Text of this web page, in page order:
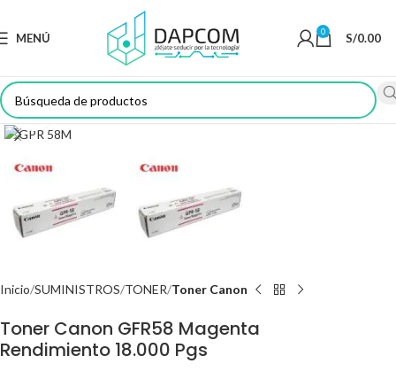
MENÚ 0 S/0.00
Haga Click para agrandar
Inicio SUMINISTROS TONER Toner Canon
Toner Canon GFR58 Magenta
Rendimiento 18.000 Pgs